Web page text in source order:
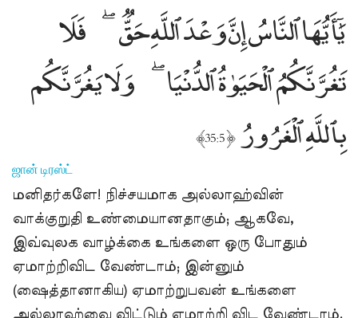
يَٰٓأَيُّهَا ٱلنَّاسُ إِنَّ وَعْدَ ٱللَّهِ حَقٌّۭ فَلَا
تَغُرَّنَّكُمُ ٱلْحَيَوٰةُ ٱلدُّنْيَا وَلَا يَغُرَّنَّكُم
بِٱللَّهِ ٱلْغَرُورُ﴿35:5﴾
ஜான் டிரஸ்ட்
மனிதர்களே! நிச்சயமாக அல்லாஹ்வின்
வாக்குறுதி உண்மையானதாகும்; ஆகவே,
இவ்வுலக வாழ்க்கை உங்களை ஒரு போதும்
ஏமாற்றிவிட வேண்டாம்; இன்னும்
(ஷைத்தானாகிய) ஏமாற்றுபவன் உங்களை
அல்லாஹ்வை விட்டும் ஏமாற்றி விட வேண்டாம்.